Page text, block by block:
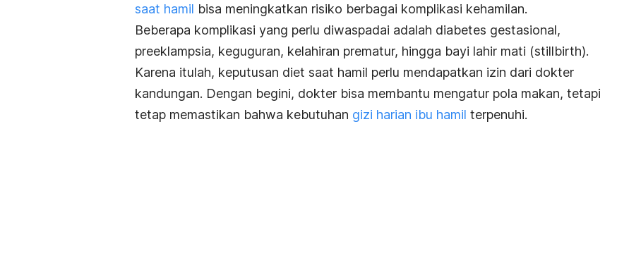
saat hamil bisa meningkatkan risiko berbagai komplikasi kehamilan.
Beberapa komplikasi yang perlu diwaspadai adalah diabetes gestasional,
preeklampsia, keguguran, kelahiran prematur, hingga bayi lahir mati (stillbirth).
Karena itulah, keputusan diet saat hamil perlu mendapatkan izin dari dokter
kandungan. Dengan begini, dokter bisa membantu mengatur pola makan, tetapi
tetap memastikan bahwa kebutuhan gizi harian ibu hamil terpenuhi.